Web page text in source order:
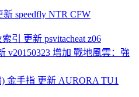
speedfly NTR CFW
引 更新 psvitacheat z06
v20150323 增加 戰地風雲：強
金手指 更新 AURORA TU1